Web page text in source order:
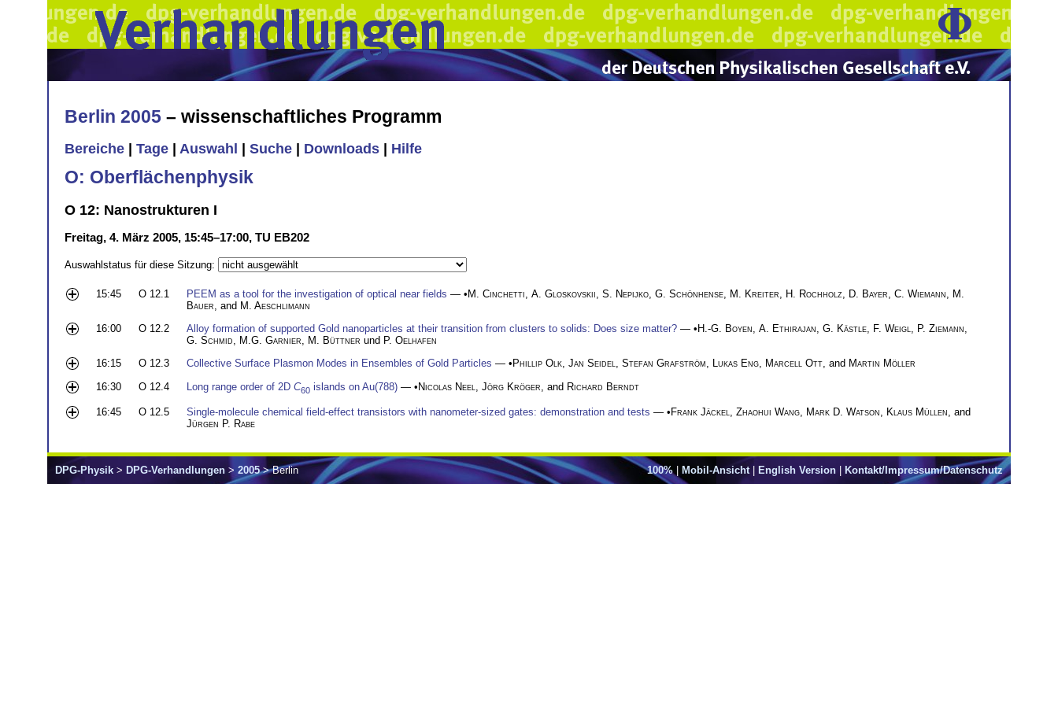
Berlin 2005 – wissenschaftliches Programm
Bereiche Tage Auswahl Suche Downloads Hilfe
O: Oberflächenphysik
O 12: Nanostrukturen I
Freitag, 4. März 2005, 15:45–17:00, TU EB202
Auswahlstatus für diese Sitzung:
15:45 O 12.1 PEEM as a tool for the investigation of optical near fields — •M. Cinchetti A. Gloskovskii S. Nepijko G. Schönhense M. Kreiter H. Rochholz D. Bayer C. Wiemann
M.
Bauer , and M. Aeschlimann
16:00
O 12.2 Alloy formation of supported Gold nanoparticles at their transition from clusters to solids: Does size matter? — •H.-G. Boyen A. Ethirajan G. Kästle F. Weigl P. Ziemann
G. Schmid
M.G. Garnier M. Büttner und P. Oelhafen
16:15
O 12.3 Collective Surface Plasmon Modes in Ensembles of Gold Particles — •Phillip Olk Jan Seidel Stefan Grafström Lukas Eng Marcell Ott , and Martin Möller
16:30
O 12.4 Long range order of 2D C60 islands on Au(788) — •Nicolas Neel Jörg Kröger , and Richard Berndt
16:45 O 12.5 Single-molecule chemical field-effect transistors with nanometer-sized gates: demonstration and tests — •Frank Jäckel Zhaohui Wang Mark D. Watson Klaus Müllen , and
Jürgen P. Rabe
100%| Mobil-Ansicht | English Version | Kontakt/Impressum/Datenschutz
DPG-Physik > DPG-Verhandlungen > 2005> Berlin